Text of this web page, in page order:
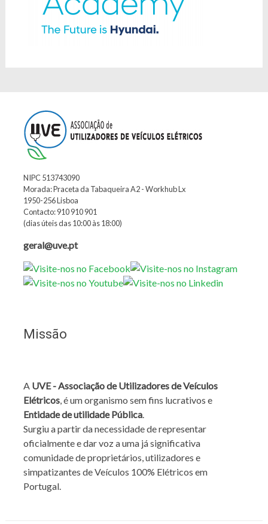
NIPC 513743090
Morada: Praceta da Tabaqueira A2 - Workhub Lx
1950-256 Lisboa
Contacto: 910 910 901
(dias úteis das 10:00 às 18:00)
geral@uve.pt
Missão
A UVE - Associação de Utilizadores de Veículos
Elétricos, é um organismo sem fins lucrativos e
Entidade de utilidade Pública.
Surgiu a partir da necessidade de representar
oficialmente e dar voz a uma já significativa
comunidade de proprietários, utilizadores e
simpatizantes de Veículos 100% Elétricos em
Portugal.